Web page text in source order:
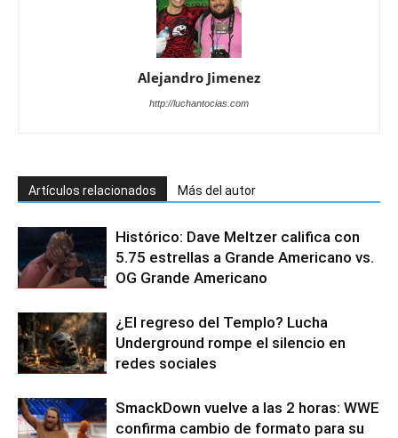
Alejandro Jimenez
http://luchantocias.com
Artículos relacionados Más del autor
Histórico: Dave Meltzer califica con
5.75 estrellas a Grande Americano vs.
OG Grande Americano
¿El regreso del Templo? Lucha
Underground rompe el silencio en
redes sociales
SmackDown vuelve a las 2 horas: WWE
confirma cambio de formato para su